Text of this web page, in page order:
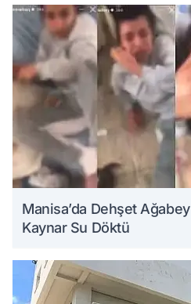
Manisa’da Dehşet
Kaynar Su Döktü